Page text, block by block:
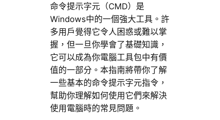
命令提示字元（CMD）是
Windows中的一個強大工具。許
多用戶覺得它令人困惑或難以掌
握，但一旦你學會了基礎知識，
它可以成為你電腦工具包中有價
值的一部分。本指南將帶你了解
一些基本的命令提示字元指令，
幫助你理解如何使用它們來解決
使用電腦時的常見問題。